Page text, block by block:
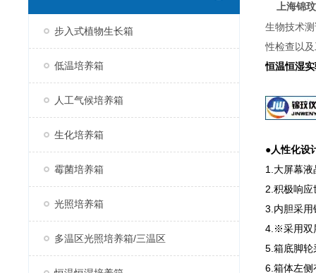
步入式植物生长箱
低温培养箱
人工气候培养箱
生化培养箱
霉菌培养箱
光照培养箱
多温区光照培养箱/三温区
上海锦玟
生物技术
性检查以
恒温恒湿
●人性化设
1.大屏幕
2.积极响
3.内胆采用
4.※采用双
5.箱底脚轮
6.箱体左侧